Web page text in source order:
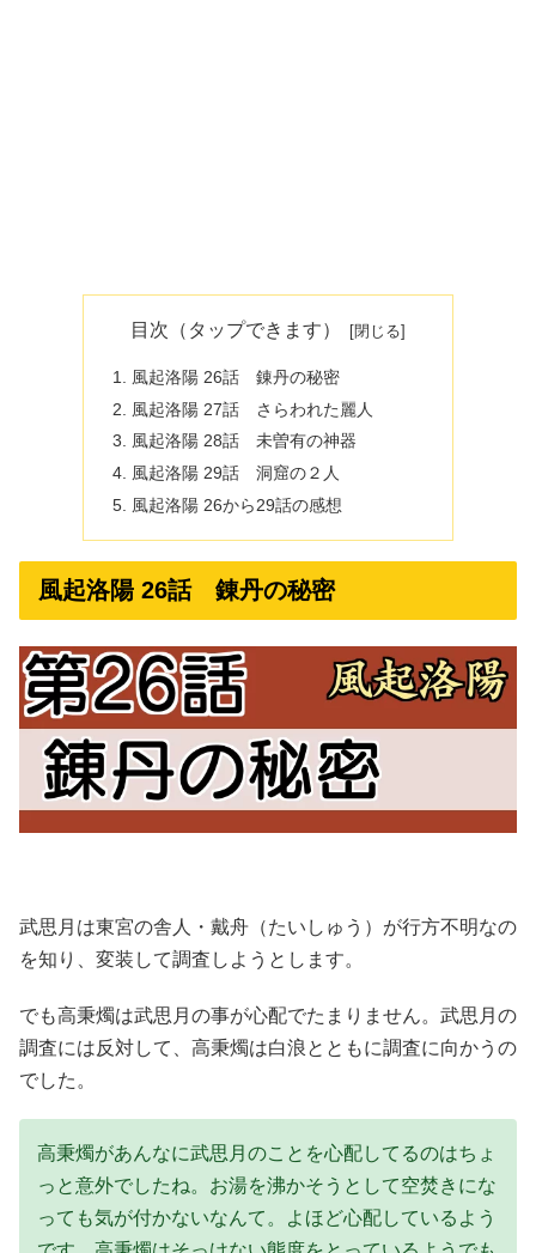
目次（タップできます）
風起洛陽 26話 錬丹の秘密
風起洛陽 27話 さらわれた麗人
風起洛陽 28話 未曽有の神器
風起洛陽 29話 洞窟の２人
風起洛陽 26から29話の感想
風起洛陽 26話 錬丹の秘密
武思月は東宮の舎人・戴舟（たいしゅう）が行方不明なの
を知り、変装して調査しようとします。
でも高秉燭は武思月の事が心配でたまりません。武思月の
調査には反対して、高秉燭は白浪とともに調査に向かうの
でした。
高秉燭があんなに武思月のことを心配してるのはちょ
っと意外でしたね。お湯を沸かそうとして空焚きにな
っても気が付かないなんて。よほど心配しているよう